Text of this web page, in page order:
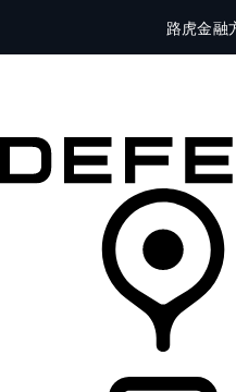
路虎金融